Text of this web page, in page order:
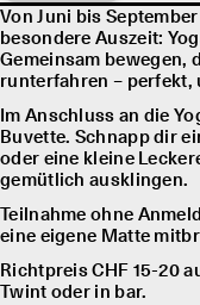
Von Juni bis
besondere Auszeit:
Gemeinsam bewegen,
runterfahren – perfekt,
Im Anschluss an die
Buvette. Schnapp dir
oder eine kleine
gemütlich ausklingen.
Teilnahme ohne
eine eigene Matte
Richtpreis CHF 15-20
Twint oder in bar.